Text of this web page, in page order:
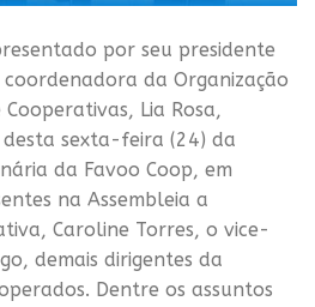
por seu presidente
da Organização
Lia Rosa,
sexta-feira (24) da
da Favoo Coop, em
na Assembleia a
Caroline Torres, o vice-
demais dirigentes da
Dentre os assuntos